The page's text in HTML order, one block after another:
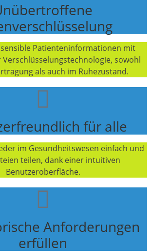
Patienteninformationen mit
sowohl
als auch im Ruhezustand.
für alle
im Gesundheitswesen einfach und
teilen, dank einer intuitiven
Benutzeroberfläche.
Anforderungen
erfüllen